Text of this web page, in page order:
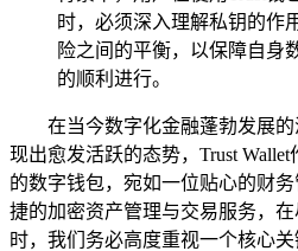
时，必须深入理解私钥的作
险之间的平衡，以保障自身
的顺利进行。
在当今数字化金融蓬勃发展
现出愈发活跃的态势，Trust
的数字钱包，宛如一位贴心的财
捷的加密资产管理与交易服务，
时，我们务必高度重视一个核心